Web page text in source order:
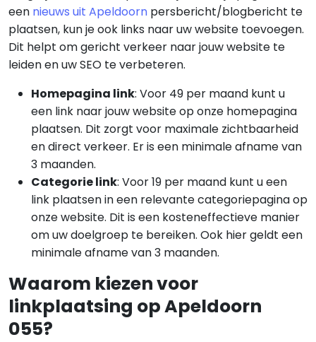
een nieuws uit Apeldoorn persbericht/blogbericht te
plaatsen, kun je ook links naar uw website toevoegen.
Dit helpt om gericht verkeer naar jouw website te
leiden en uw SEO te verbeteren.
Homepagina link: Voor 49 per maand kunt u
een link naar jouw website op onze homepagina
plaatsen. Dit zorgt voor maximale zichtbaarheid
en direct verkeer. Er is een minimale afname van
3 maanden.
Categorie link: Voor 19 per maand kunt u een
link plaatsen in een relevante categoriepagina op
onze website. Dit is een kosteneffectieve manier
om uw doelgroep te bereiken. Ook hier geldt een
minimale afname van 3 maanden.
Waarom kiezen voor
linkplaatsing op Apeldoorn
055?